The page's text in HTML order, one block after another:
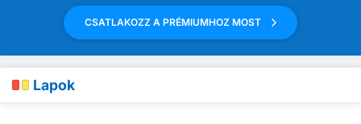
CSATLAKOZZ A PRÉMIUMHOZ MOST
Lapok